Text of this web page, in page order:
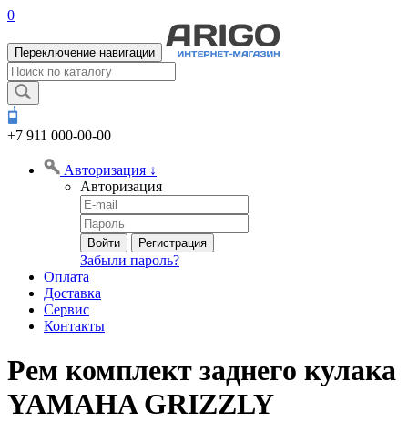
0
Переключение навигации
+7 911 000-00-00
Авторизация ↓
Авторизация
Войти Регистрация
Забыли пароль?
Оплата
Доставка
Сервис
Контакты
Рем комплект заднего кулака
YAMAHA GRIZZLY